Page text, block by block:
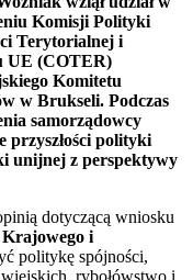
Komisji Polityki
Terytorialnej i
UE (COTER)
Komitetu
w Brukseli. Podczas
samorządowcy
przyszłości polityki
unijnej z perspektywy
dotyczącą wniosku
i
politykę spójności,
rybołówstwo i